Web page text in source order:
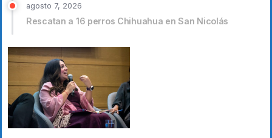
agosto 7, 2026
Rescatan a 16 perros Chihuahua en San Nicolás